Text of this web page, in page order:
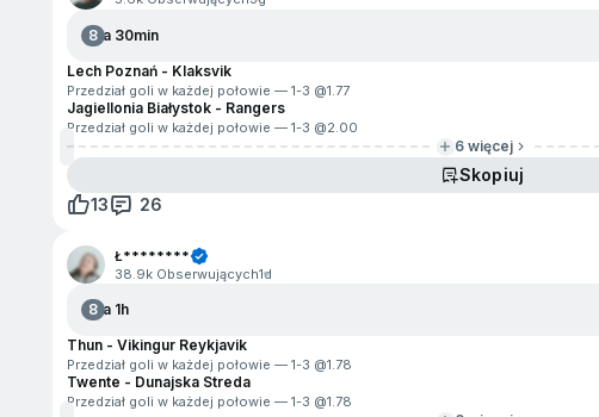
8Za 30min
Lech Poznań - Klaksvik
Przedział goli w każdej połowie — 1-3 @1.77
Jagiellonia Białystok - Rangers
Przedział goli w każdej połowie — 1-3 @2.00
6 więcej
Skopiuj
13
26
Ł********
38.9k Obserwujących1d
8Za 1h
Thun - Vikingur Reykjavik
Przedział goli w każdej połowie — 1-3 @1.78
Twente - Dunajska Streda
Przedział goli w każdej połowie — 1-3 @1.78